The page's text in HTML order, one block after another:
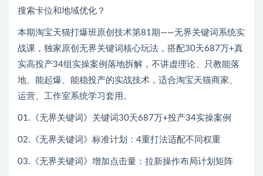
搜索卡位和地域优化？
本期淘宝天猫打爆班原创技术第81期——无界关键词系统实
战课，独家原创无界关键词核心玩法，搭配30天687万+真
实高投产34组实操案例落地拆解，不讲虚理论、只教能落
地、能起爆、能稳投产的实战技术，适合淘宝天猫商家、
运营、工作室系统学习套用。
01.《无界关键词》关键词30天687万+投产34实操案例
02.《无界关键词》标准计划：4重打法适配不同权重
03.《无界关键词》增加点击量：拉新操作布局计划矩阵